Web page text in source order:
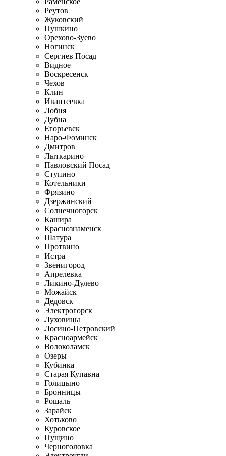
Реутов
Жуковский
Пушкино
Орехово-Зуево
Ногинск
Сергиев Посад
Видное
Воскресенск
Чехов
Клин
Ивантеевка
Лобня
Дубна
Егорьевск
Наро-Фоминск
Дмитров
Лыткарино
Павловский Посад
Ступино
Котельники
Фрязино
Дзержинский
Солнечногорск
Кашира
Краснознаменск
Шатура
Протвино
Истра
Звенигород
Апрелевка
Ликино-Дулево
Можайск
Дедовск
Электрогорск
Луховицы
Лосино-Петровский
Красноармейск
Волоколамск
Озеры
Кубинка
Старая Купавна
Голицыно
Бронницы
Рошаль
Зарайск
Хотьково
Куровское
Пущино
Черноголовка